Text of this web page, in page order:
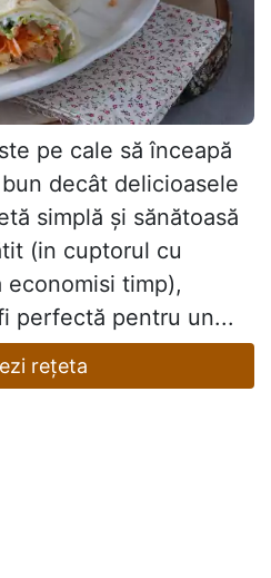
pe cale să înceapă
decât delicioasele
simplă și sănătoasă
(in cuptorul cu
timp),
perfectă pentru un...
rețeta